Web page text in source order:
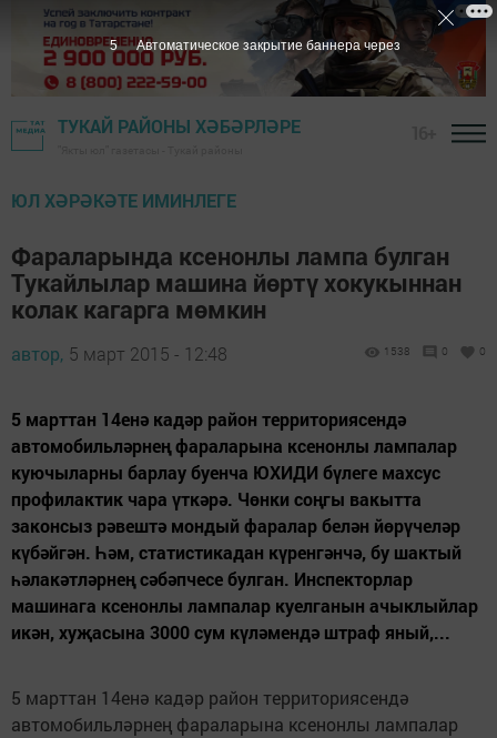
ТУКАЙ РАЙОНЫ ХӘБӘРЛӘРЕ
ЮЛ ХӘРӘКӘТЕ ИМИНЛЕГЕ
Фараларында ксенонлы лампа булган
Тукайлылар машина йөртү хокукыннан
колак кагарга мөмкин
автор, 5 март 2015 - 12:48 1538 0 0
5 марттан 14енә кадәр район территориясендә
автомобильләрнең фараларына ксенонлы лампалар
куючыларны барлау буенча ЮХИДИ бүлеге махсус
профилактик чара үткәрә. Чөнки соңгы вакытта
законсыз рәвештә мондый фаралар белән йөрүчеләр
күбәйгән. Һәм, статистикадан күренгәнчә, бу шактый
һәлакәтләрнең сәбәпчесе булган. Инспекторлар
машинага ксенонлы лампалар куелганын ачыклыйлар
икән, хуҗасына 3000 сум күләмендә штраф яный,...
5 марттан 14енә кадәр район территориясендә
автомобильләрнең фараларына ксенонлы лампалар
4 Автоматическое закрытие баннера через